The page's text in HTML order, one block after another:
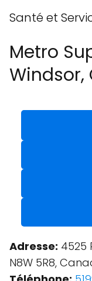
Santé et
Metro
Windsor,
Adresse: 4525
N8W 5R8,